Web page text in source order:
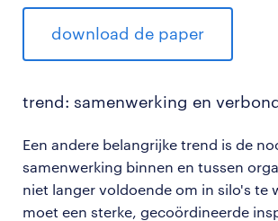
download de paper
trend: samenwerking en
Een andere belangrijke trend is de
samenwerking binnen en tussen
niet langer voldoende om in silo's te
moet een sterke, gecoördineerde